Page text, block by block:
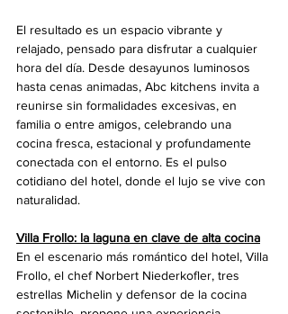
El resultado es un espacio vibrante y
relajado, pensado para disfrutar a cualquier
hora del día. Desde desayunos luminosos
hasta cenas animadas, Abc kitchens invita a
reunirse sin formalidades excesivas, en
familia o entre amigos, celebrando una
cocina fresca, estacional y profundamente
conectada con el entorno. Es el pulso
cotidiano del hotel, donde el lujo se vive con
naturalidad.
Villa Frollo: la laguna en clave de alta cocina
En el escenario más romántico del hotel, Villa
Frollo, el chef Norbert Niederkofler, tres
estrellas Michelin y defensor de la cocina